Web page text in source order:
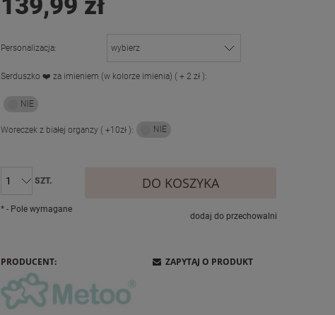
KOSZTÓW PŁATNOŚCI
139,99 zł
Personalizacja:
Serduszko ❤️ za imieniem (w kolorze imienia) ( + 2 zł ):
Woreczek z białej organzy ( +10zł ):
SZT. DO KOSZYKA
dodaj do przechowalni
* - Pole wymagane
PRODUCENT: ZAPYTAJ O PRODUKT